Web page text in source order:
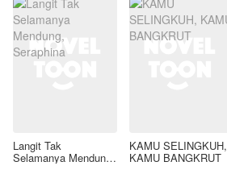
Langit Tak
Selamanya Mendung,
KAMU SELINGKUH,
KAMU BANGKRUT